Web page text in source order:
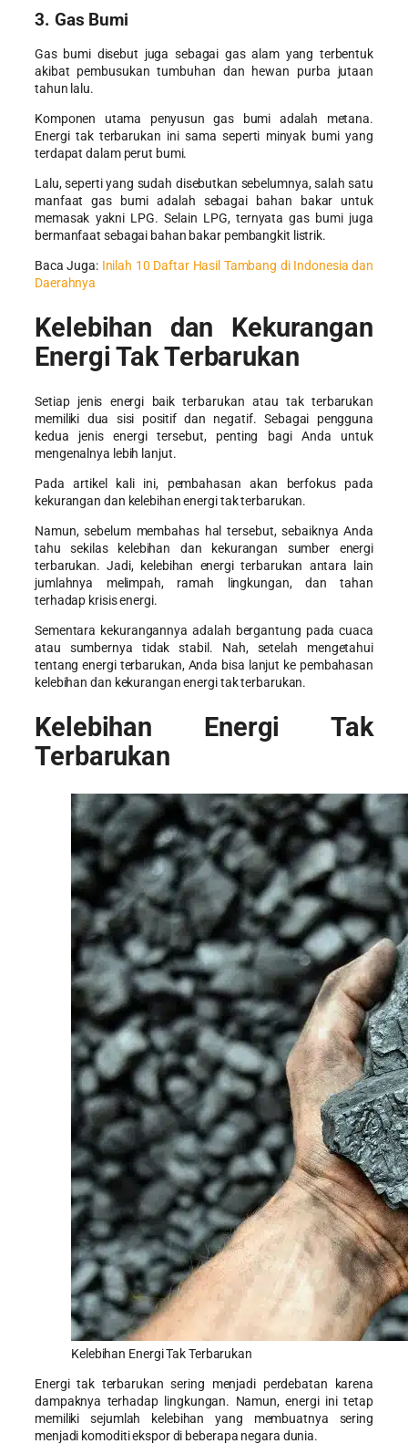
3. Gas Bumi
Gas bumi disebut juga sebagai gas alam yang terbentuk
akibat pembusukan tumbuhan dan hewan purba jutaan
tahun lalu.
Komponen utama penyusun gas bumi adalah metana.
Energi tak terbarukan ini sama seperti minyak bumi yang
terdapat dalam perut bumi.
Lalu, seperti yang sudah disebutkan sebelumnya, salah satu
manfaat gas bumi adalah sebagai bahan bakar untuk
memasak yakni LPG. Selain LPG, ternyata gas bumi juga
bermanfaat sebagai bahan bakar pembangkit listrik.
Baca Juga: Inilah 10 Daftar Hasil Tambang di Indonesia dan
Daerahnya
Kelebihan dan Kekurangan
Energi Tak Terbarukan
Setiap jenis energi baik terbarukan atau tak terbarukan
memiliki dua sisi positif dan negatif. Sebagai pengguna
kedua jenis energi tersebut, penting bagi Anda untuk
mengenalnya lebih lanjut.
Pada artikel kali ini, pembahasan akan berfokus pada
kekurangan dan kelebihan energi tak terbarukan.
Namun, sebelum membahas hal tersebut, sebaiknya Anda
tahu sekilas
kelebihan dan kekurangan sumber energi
terbarukan. Jadi, kelebihan energi terbarukan antara lain
jumlahnya melimpah, ramah lingkungan, dan tahan
terhadap krisis energi.
Sementara kekurangannya adalah bergantung pada cuaca
atau sumbernya tidak stabil. Nah, setelah mengetahui
tentang energi terbarukan, Anda bisa lanjut ke pembahasan
kelebihan dan kekurangan energi tak terbarukan.
Kelebihan Energi Tak
Terbarukan
Kelebihan Energi Tak Terbarukan
Energi tak terbarukan sering menjadi perdebatan karena
dampaknya terhadap lingkungan. Namun, energi ini tetap
memiliki sejumlah kelebihan yang membuatnya sering
menjadi komoditi ekspor di beberapa negara dunia.